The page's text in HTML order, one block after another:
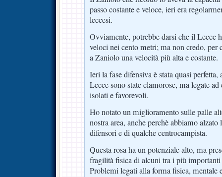
passo costante e veloce, ieri era
leccesi.
Ovviamente, potrebbe darsi che il Lecce
veloci nei cento metri; ma non credo, per
a Zaniolo una velocità più alta e costante.
Ieri la fase difensiva è stata quasi
Lecce sono state clamorose, ma legate
isolati e favorevoli.
Ho notato un miglioramento sulle palle
nostra area, anche perchè abbiamo alzato
difensori e di qualche centrocampista.
Questa rosa ha un potenziale alto, ma
fragilità fisica di alcuni tra i più
Problemi legati alla forma fisica, mentale